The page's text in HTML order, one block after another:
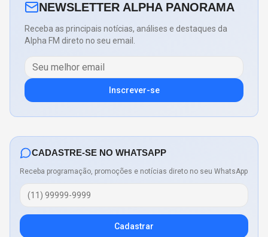
NEWSLETTER ALPHA PANORAMA
Receba as principais notícias, análises e destaques da
Alpha FM direto no seu email.
Inscrever-se
CADASTRE-SE NO WHATSAPP
Receba programação, promoções e notícias direto no seu WhatsApp
Cadastrar